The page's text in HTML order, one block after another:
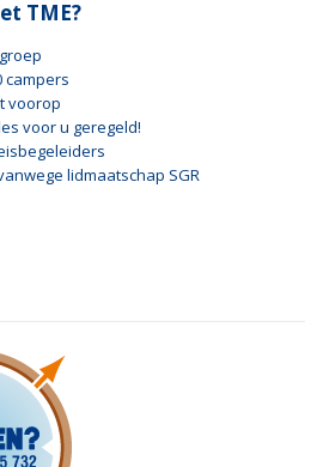
TME?
campers
voorop
voor u geregeld!
lidmaatschap SGR